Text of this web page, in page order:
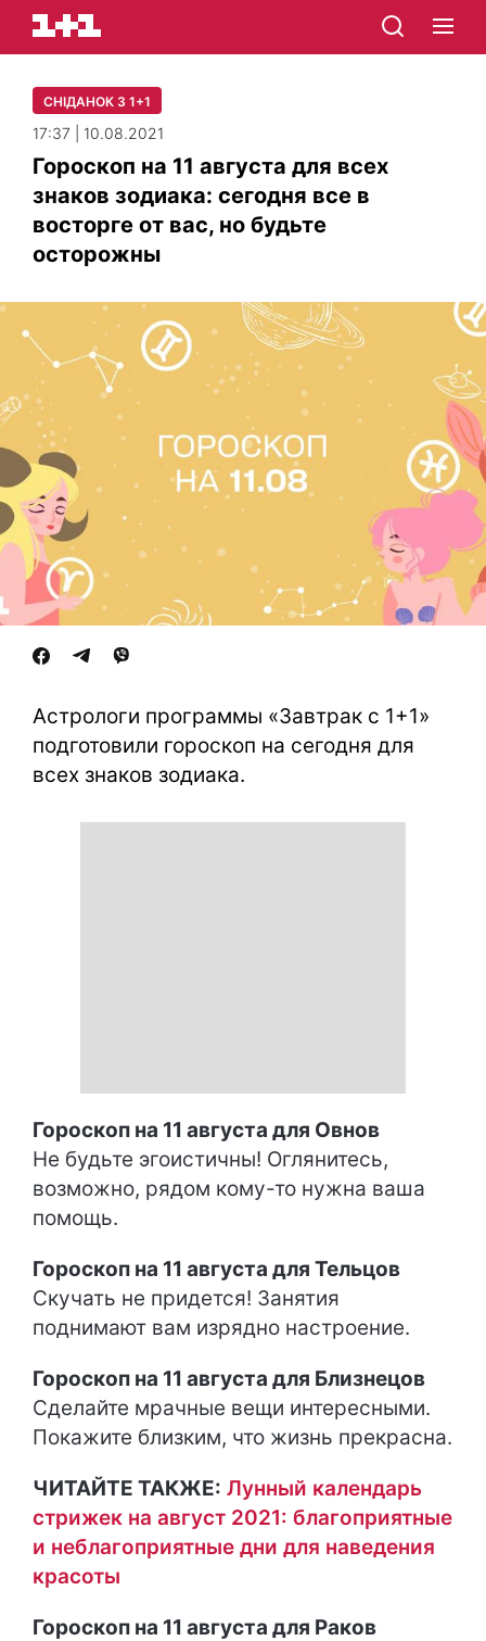
СНІДАНОК З 1+1
17:37 | 10.08.2021
Гороскоп на 11 августа для всех
знаков зодиака: сегодня все в
восторге от вас, но будьте
осторожны
Астрологи программы «Завтрак с 1+1»
подготовили гороскоп на сегодня для
всех знаков зодиака.
Гороскоп на 11 августа для Овнов
Не будьте эгоистичны! Оглянитесь,
возможно, рядом кому-то нужна ваша
помощь.
Гороскоп на 11 августа для Тельцов
Скучать не придется! Занятия
поднимают вам изрядно настроение.
Гороскоп на 11 августа для Близнецов
Сделайте мрачные вещи интересными.
Покажите близким, что жизнь прекрасна.
ЧИТАЙТЕ ТАКЖЕ: Лунный календарь
стрижек на август 2021: благоприятные
и неблагоприятные дни для наведения
красоты
Гороскоп на 11 августа для Раков